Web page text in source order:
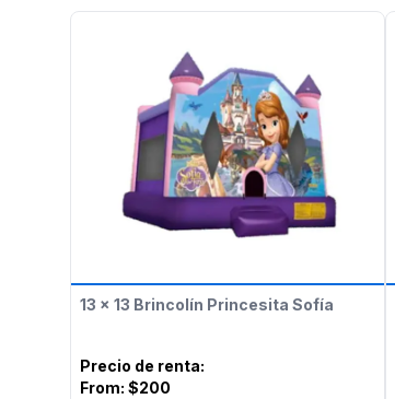
13 x 13 Brincolín Princesita Sofía
Precio de renta:
From: $200